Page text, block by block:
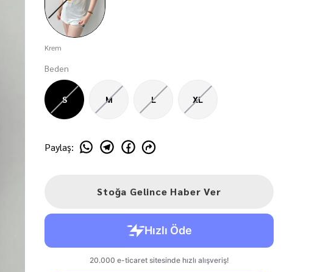
Krem
Beden
S M L XL
Paylaş:
Stoğa Gelince Haber Ver